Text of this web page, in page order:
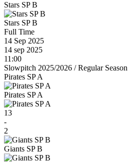
Stars SP B
Stars SP B
Full Time
14 Sep 2025
14 sep 2025
11:00
Slowpitch 2025/2026 /Regular Season
Pirates SP A
Pirates SP A
13
-
2
Giants SP B